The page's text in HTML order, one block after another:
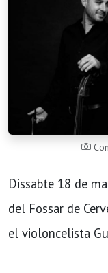
Dissabte 18 de
del Fossar de
el violoncelista